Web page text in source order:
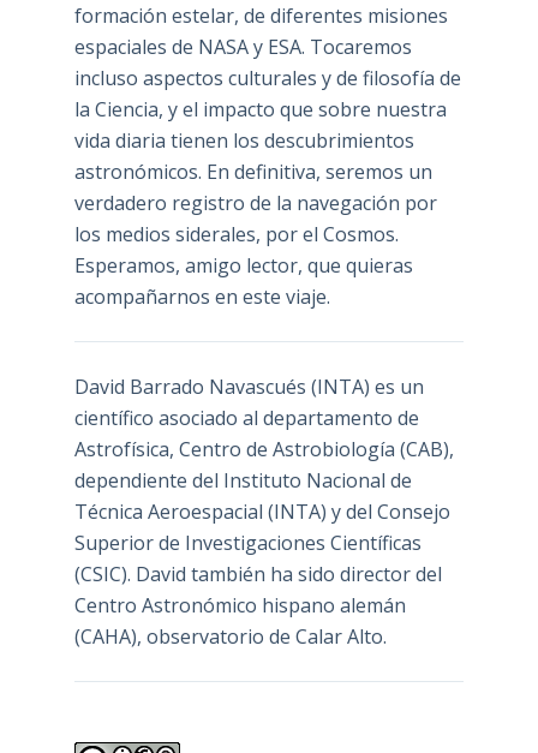
formación estelar, de diferentes misiones
espaciales de NASA y ESA. Tocaremos
incluso aspectos culturales y de filosofía de
la Ciencia, y el impacto que sobre nuestra
vida diaria tienen los descubrimientos
astronómicos. En definitiva, seremos un
verdadero registro de la navegación por
los medios siderales, por el Cosmos.
Esperamos, amigo lector, que quieras
acompañarnos en este viaje.
David Barrado Navascués (INTA) es un
científico asociado al departamento de
Astrofísica, Centro de Astrobiología (CAB),
dependiente del Instituto Nacional de
Técnica Aeroespacial (INTA) y del Consejo
Superior de Investigaciones Científicas
(CSIC). David también ha sido director del
Centro Astronómico hispano alemán
(CAHA), observatorio de Calar Alto.